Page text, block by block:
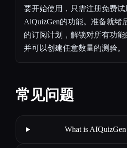
要开始使用，只需注册免费
AiQuizGen的功能。准备就绪
的订阅计划，解锁对所有功能
并可以创建任意数量的测验。
常见问题
What is AIQuizGen